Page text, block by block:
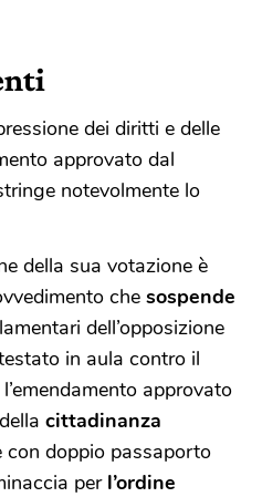
dei diritti e delle
approvato dal
notevolmente lo
della sua votazione è
che sospende
dell’opposizione
in aula contro il
approvato
cittadinanza
con doppio passaporto
per l’ordine